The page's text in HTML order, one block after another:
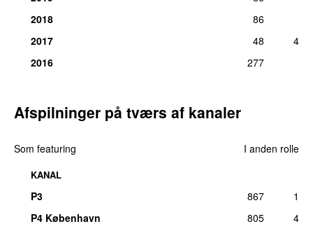
2018
86
2017
48
4
2016
277
Afspilninger på tværs af kanaler
Som featuring I anden rolle
KANAL
P3 867
1
P4 København
805
4